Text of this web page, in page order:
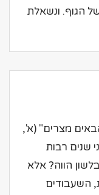
הגוף. ונשאלת
מצרים" (א',
שנים רבות
הווה? אלא
השעבודים